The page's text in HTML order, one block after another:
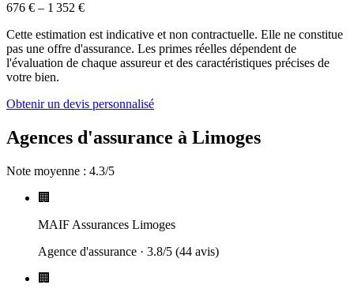
676 € – 1 352 €
Cette estimation est indicative et non contractuelle. Elle ne constitue
pas une offre d'assurance. Les primes réelles dépendent de
l'évaluation de chaque assureur et des caractéristiques précises de
votre bien.
Obtenir un devis personnalisé
Agences d'assurance à Limoges
Note moyenne : 4.3/5
🏢
MAIF Assurances Limoges
Agence d'assurance · 3.8/5 (44 avis)
🏢